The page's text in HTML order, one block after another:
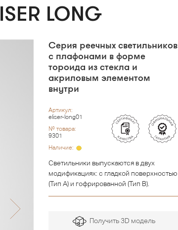
LONG
Серия реечных светильников
с плафонами в форме
тороида из стекла и
акриловым элементом
внутри
Артикул:
eliser-long01
№ товара:
9301
Наличие:
Светильники выпускаются в двух
модификациях: с гладкой поверхностью
(Тип А) и гофрированной (Тип В).
Получить 3D модель